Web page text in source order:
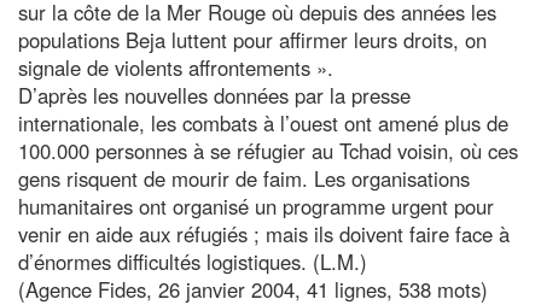
sur la côte de la Mer Rouge où depuis des années les
populations Beja luttent pour affirmer leurs droits, on
signale de violents affrontements ».
D’après les nouvelles données par la presse
internationale, les combats à l’ouest ont amené plus de
100.000 personnes à se réfugier au Tchad voisin, où ces
gens risquent de mourir de faim. Les organisations
humanitaires ont organisé un programme urgent pour
venir en aide aux réfugiés ; mais ils doivent faire face à
d’énormes difficultés logistiques. (L.M.)
(Agence Fides, 26 janvier 2004, 41 lignes, 538 mots)